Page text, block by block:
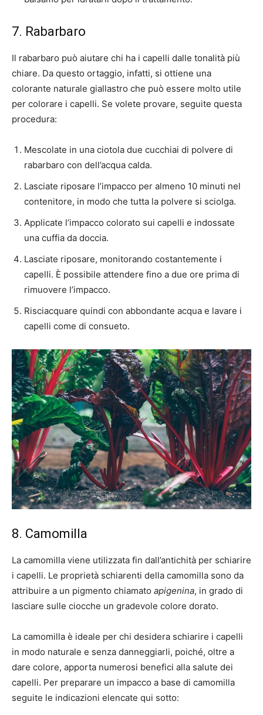
7. Rabarbaro
Il rabarbaro può aiutare chi ha i capelli dalle tonalità più
chiare. Da questo ortaggio, infatti, si ottiene una
colorante naturale giallastro che può essere molto utile
per colorare i capelli. Se volete provare, seguite questa
procedura:
Mescolate in una ciotola due cucchiai di polvere di
rabarbaro con dell’acqua calda.
Lasciate riposare l’impacco per almeno 10 minuti nel
contenitore, in modo che tutta la polvere si sciolga.
Applicate l’impacco colorato sui capelli e indossate
una cuffia da doccia.
Lasciate riposare, monitorando costantemente i
capelli. È possibile attendere fino a due ore prima di
rimuovere l’impacco.
Risciacquare quindi con abbondante acqua e lavare i
capelli come di consueto.
8. Camomilla
La camomilla viene utilizzata fin dall’antichità per schiarire
i capelli. Le proprietà schiarenti della camomilla sono da
attribuire a un pigmento chiamato apigenina, in grado di
lasciare sulle ciocche un gradevole colore dorato.
La camomilla è ideale per chi desidera schiarire i capelli
in modo naturale e senza danneggiarli, poiché, oltre a
dare colore, apporta numerosi benefici alla salute dei
capelli. Per preparare un impacco a base di camomilla
seguite le indicazioni elencate qui sotto: